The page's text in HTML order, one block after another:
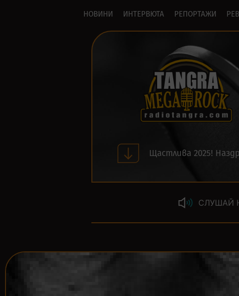
НОВИНИ ИНТЕРВЮТА РЕПОРТАЖИ
Щастлива 2025!
СЛУШАЙ